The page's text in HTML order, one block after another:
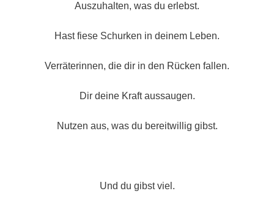
Auszuhalten, was du erlebst.
Hast fiese Schurken in deinem Leben.
Verräterinnen, die dir in den Rücken fallen.
Dir deine Kraft aussaugen.
Nutzen aus, was du bereitwillig gibst.
Und du gibst viel.